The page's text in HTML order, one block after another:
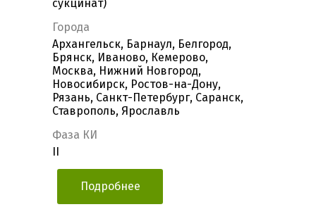
сукцинат)
Города
Архангельск, Барнаул, Белгород,
Брянск, Иваново, Кемерово,
Москва, Нижний Новгород,
Новосибирск, Ростов-на-Дону,
Рязань, Санкт-Петербург, Саранск,
Ставрополь, Ярославль
Фаза КИ
Подробнее